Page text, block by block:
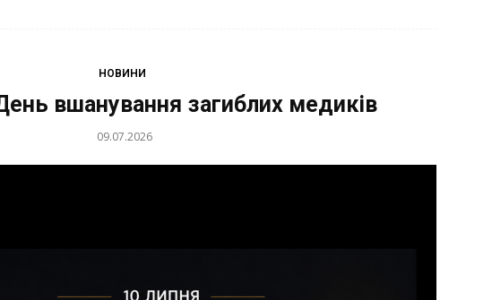
НОВИНИ
вшанування загиблих медиків
09.07.2026